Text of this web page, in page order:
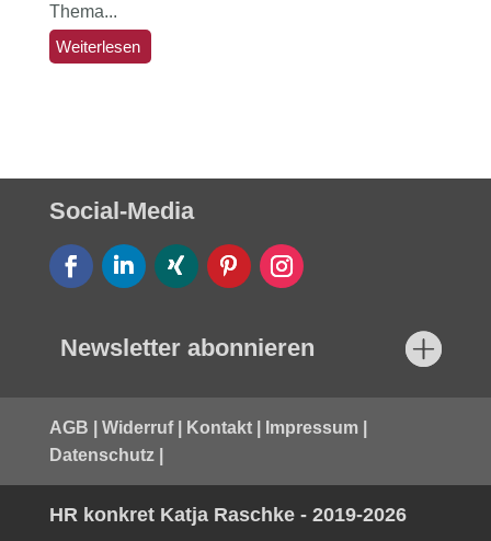
Thema...
Weiterlesen
Social-Media
Newsletter abonnieren
AGB Widerruf| Kontakt| Impressum|
Datenschutz|
HR konkret Katja Raschke - 2019-2026